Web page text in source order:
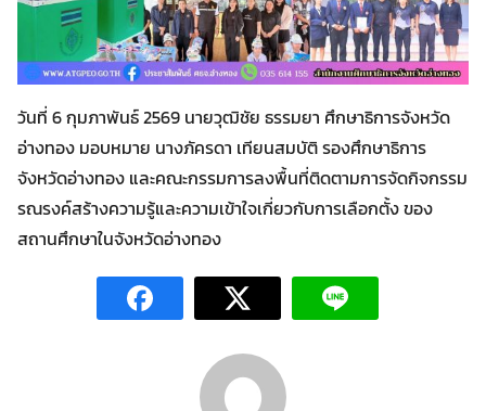
Search
Search
วันที่ 6 กุมภาพันธ์ 2569 นายวุฒิชัย ธรรมยา ศึกษาธิการจังหวัด
อ่างทอง มอบหมาย นางภัครดา เทียนสมบัติ รองศึกษาธิการ
จังหวัดอ่างทอง และคณะกรรมการลงพื้นที่ติดตามการจัดกิจกรรม
รณรงค์สร้างความรู้และความเข้าใจเกี่ยวกับการเลือกตั้ง ของ
สถานศึกษาในจังหวัดอ่างทอง